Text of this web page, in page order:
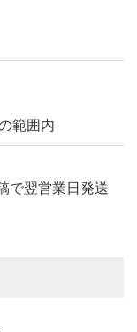
範囲内
で翌営業日発送